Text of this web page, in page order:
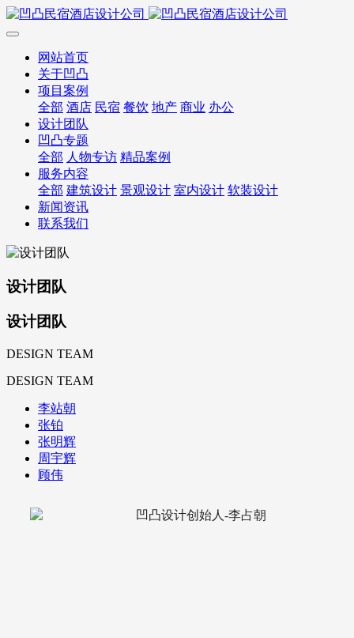
网站首页
关于凹凸
项目案例
全部 酒店 民宿 餐饮 地产 商业 办公
设计团队
凹凸专题
全部 人物专访 精品案例
服务内容
全部 建筑设计 景观设计 室内设计 软装设计
新闻资讯
联系我们
设计团队
设计团队
DESIGN TEAM
DESIGN TEAM
李站朝
张铂
张明辉
周宇辉
顾伟